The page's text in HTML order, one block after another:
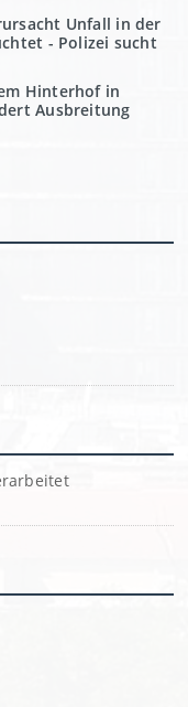
Unfall in der
- Polizei sucht
Hinterhof in
Ausbreitung